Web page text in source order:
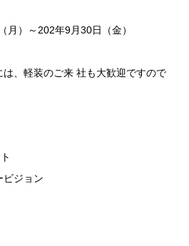
）～202年9月30日（金）
、軽装のご来 社も大歓迎ですので
ビジョン